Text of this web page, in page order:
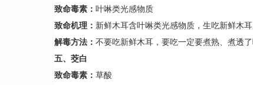
致命毒素： 叶啉类光感物质
致命机理： 新鲜木耳含叶啉类光感物质，生吃新鲜木
解毒方法： 不要吃新鲜木耳，要吃一定要煮熟、煮透了
五、 茭白
致命毒素： 草酸